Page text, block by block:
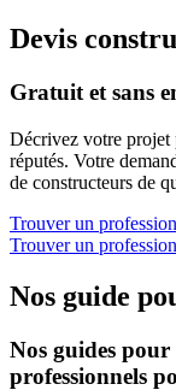
Devis
Gratuit et sans
Décrivez votre projet
réputés. Votre
de constructeurs de
Trouver un
Trouver un
Nos guide
Nos guides
professionnels